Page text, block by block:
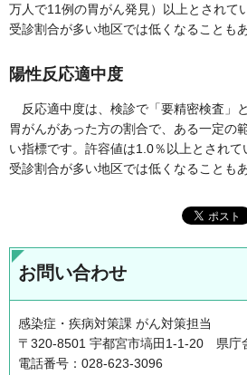
万人で11例の胃がん発見）以上とされて
受診割合が多い地区では低くなることもあ
陽性反応適中度
反応適中度は、検診で「要精密検査」
胃がんがあった方の割合で、ある一定の
い指標です。許容値は1.0％以上とされ
受診割合が多い地区では低くなることもあ
お問い合わせ
感染症・疾病対策課 がん対策担当
〒320-8501 宇都宮市塙田1-1-20 県庁
電話番号：028-623-3096